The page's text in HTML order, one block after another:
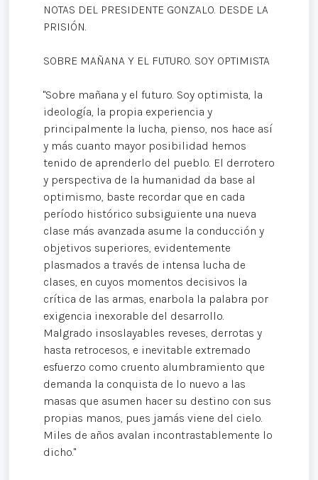
NOTAS DEL PRESIDENTE GONZALO. DESDE LA
PRISIÓN.
SOBRE MAÑANA Y EL FUTURO. SOY OPTIMISTA
"Sobre mañana y el futuro. Soy optimista, la
ideología, la propia experiencia y
principalmente la lucha, pienso, nos hace así
y más cuanto mayor posibilidad hemos
tenido de aprenderlo del pueblo. El derrotero
y perspectiva de la humanidad da base al
optimismo, baste recordar que en cada
período histórico subsiguiente una nueva
clase más avanzada asume la conducción y
objetivos superiores, evidentemente
plasmados a través de intensa lucha de
clases, en cuyos momentos decisivos la
crítica de las armas, enarbola la palabra por
exigencia inexorable del desarrollo.
Malgrado insoslayables reveses, derrotas y
hasta retrocesos, e inevitable extremado
esfuerzo como cruento alumbramiento que
demanda la conquista de lo nuevo a las
masas que asumen hacer su destino con sus
propias manos, pues jamás viene del cielo.
Miles de años avalan incontrastablemente lo
dicho."